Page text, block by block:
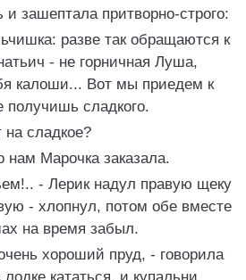
зашептала притворно-строго:
разве так обращаются к
- не горничная Луша,
калоши... Вот мы приедем к
получишь сладкого.
на сладкое?
Марочка заказала.
- Лерик надул правую щеку
- хлопнул, потом обе вместе
на время забыл.
хороший пруд, - говорила